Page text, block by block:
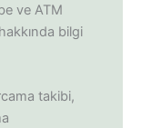
ve ATM
bilgi
takibi,